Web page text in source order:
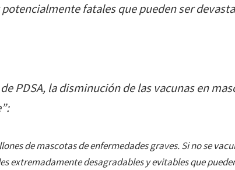
fatales que pueden ser
PDSA, la disminución de las vacunas en
de mascotas de enfermedades graves. Si no se
extremadamente desagradables y evitables que